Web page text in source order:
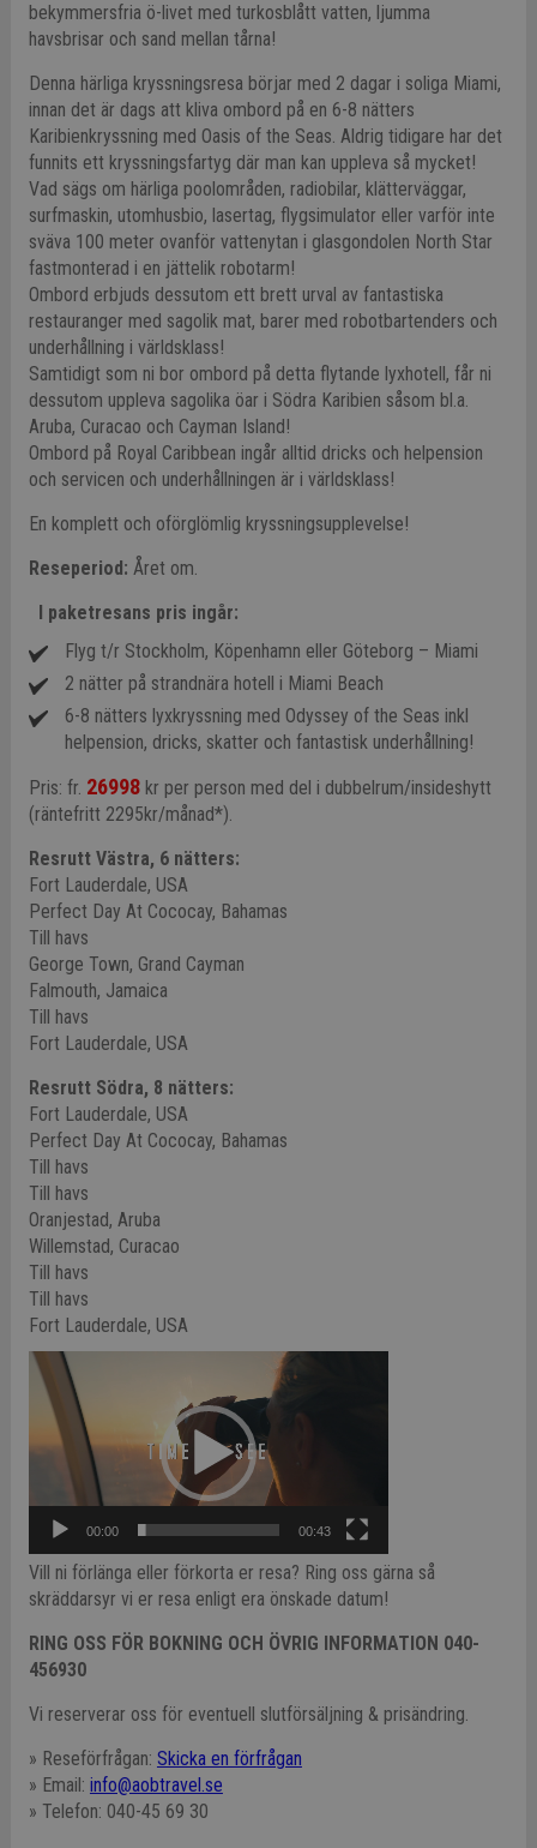
bekymmersfria ö-livet med turkosblått vatten, ljumma
havsbrisar och sand mellan tårna!
Denna härliga kryssningsresa börjar med 2 dagar i soliga Miami,
innan det är dags att kliva ombord på en 6-8 nätters
Karibienkryssning med Oasis of the Seas. Aldrig tidigare har det
funnits ett kryssningsfartyg där man kan uppleva så mycket!
Vad sägs om härliga poolområden, radiobilar, klätterväggar,
surfmaskin, utomhusbio, lasertag, flygsimulator eller varför inte
sväva 100 meter ovanför vattenytan i glasgondolen North Star
fastmonterad i en jättelik robotarm!
Ombord erbjuds dessutom ett brett urval av fantastiska
restauranger med sagolik mat, barer med robotbartenders och
underhållning i världsklass!
Samtidigt som ni bor ombord på detta flytande lyxhotell, får ni
dessutom uppleva sagolika öar i Södra Karibien såsom bl.a.
Aruba, Curacao och Cayman Island!
Ombord på Royal Caribbean ingår alltid dricks och helpension
och servicen och underhållningen är i världsklass!
En komplett och oförglömlig kryssningsupplevelse!
Reseperiod: Året om.
I paketresans pris ingår:
Flyg t/r Stockholm, Köpenhamn eller Göteborg – Miami
2 nätter på strandnära hotell i Miami Beach
6-8 nätters lyxkryssning med Odyssey of the Seas inkl
helpension, dricks, skatter och fantastisk underhållning!
Pris: fr. 26998kr per person med del i dubbelrum/insideshytt
(räntefritt 2295kr/månad*).
Resrutt Västra, 6 nätters:
Fort Lauderdale, USA
Perfect Day At Cococay, Bahamas
Till havs
George Town, Grand Cayman
Falmouth, Jamaica
Till havs
Fort Lauderdale, USA
Resrutt Södra, 8 nätters:
Fort Lauderdale, USA
Perfect Day At Cococay, Bahamas
Till havs
Till havs
Oranjestad, Aruba
Willemstad, Curacao
Till havs
Till havs
Fort Lauderdale, USA
Video
Player
00:00 00:43
Vill ni förlänga eller förkorta er resa? Ring oss gärna så
skräddarsyr vi er resa enligt era önskade datum!
RING OSS FÖR BOKNING OCH ÖVRIG INFORMATION 040-
456930
Vi reserverar oss för eventuell slutförsäljning & prisändring.
» Reseförfrågan: Skicka en förfrågan
» Email: info@aobtravel.se
» Telefon: 040-45 69 30